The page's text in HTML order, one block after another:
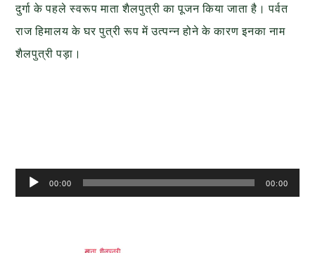
दुर्गा के पहले स्वरूप माता शैलपुत्री का पूजन किया जाता है। पर्वत
राज हिमालय के घर पुत्री रूप में उत्पन्न होने के कारण इनका नाम
शैलपुत्री पड़ा।
Audio
Player
00:00 00:00